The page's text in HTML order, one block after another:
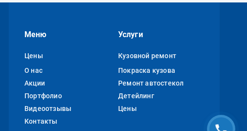
Меню
Цены
О нас
Акции
Портфолио
Видеоотзывы
Контакты
Услуги
Кузовной ремонт
Покраска кузова
Ремонт автостекол
Детейлинг
Цены